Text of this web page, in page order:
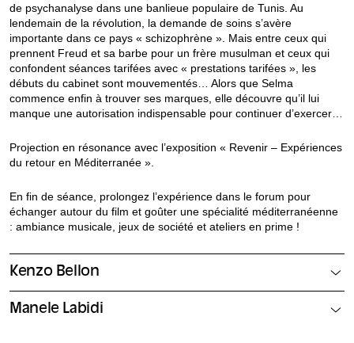
de psychanalyse dans une banlieue populaire de Tunis. Au
lendemain de la révolution, la demande de soins s’avère
importante dans ce pays « schizophrène ». Mais entre ceux qui
prennent Freud et sa barbe pour un frère musulman et ceux qui
confondent séances tarifées avec « prestations tarifées », les
débuts du cabinet sont mouvementés… Alors que Selma
commence enfin à trouver ses marques, elle découvre qu’il lui
manque une autorisation indispensable pour continuer d’exercer…
Projection en résonance avec l’exposition « Revenir – Expériences
du retour en Méditerranée ».
En fin de séance, prolongez l’expérience dans le forum pour
échanger autour du film et goûter une spécialité méditerranéenne
: ambiance musicale, jeux de société et ateliers en prime !
Kenzo Bellon
Manele Labidi